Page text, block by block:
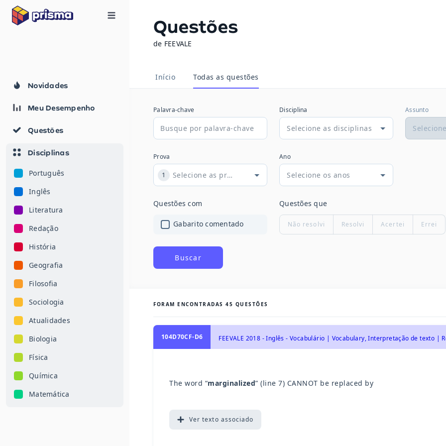
Novidades
Meu Desempenho
Questões
Disciplinas
Português
Inglês
Literatura
Redação
História
Geografia
Filosofia
Sociologia
Atualidades
Biologia
Física
Química
Matemática
Questões
de FEEVALE
Início Todas as questões
Palavra-chave Disciplina Assunto
Prova
1
Ano
Questões com
Gabarito comentado
Questões que
Não resolvi Resolvi Acertei Errei
Buscar
FORAM ENCONTRADAS 45 QUESTÕES
104D70CF-D6 FEEVALE 2018 - Inglês - Vocabulário | Vocabulary, Interpretação de texto |
The word “marginalized” (line 7) CANNOT be replaced by
Ver texto associado